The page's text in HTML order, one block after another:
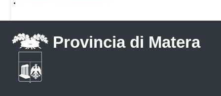
Provincia di Matera